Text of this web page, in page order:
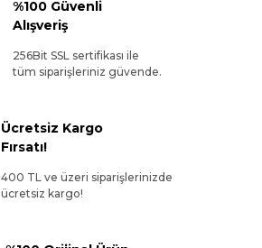
%100 Güvenli
Alışveriş
256Bit SSL sertifikası ile
tüm siparişleriniz güvende.
Ücretsiz Kargo
Fırsatı!
400 TL ve üzeri siparişlerinizde
ücretsiz kargo!